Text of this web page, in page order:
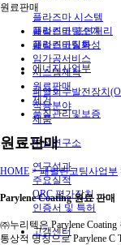
플라즈마 시스템
플라즈마 표면처리
플라즈마질화
에너지사업부
폐열회수발전장치
적용분야
제품
부설연구소
연구성과
주요실적
ORC 평가장치
인증서 및 특허
고객센터
원료판매
패럴린코팅소개
패럴린코팅특성
임가공서비스
시스템제작
원료판매
제거
품질관리및보증
원료판매
HOME >패럴린코팅사업부
Parylene Coating 원료 판매
㈜누리텍은 Parylene
통상적 명칭으로 Parylene C